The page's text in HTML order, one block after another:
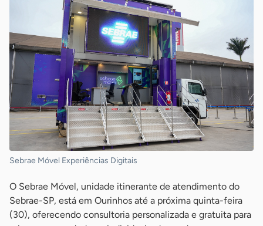
Sebrae Móvel Experiências Digitais
O Sebrae Móvel, unidade itinerante de atendimento do
Sebrae-SP, está em Ourinhos até a próxima quinta-feira
(30), oferecendo consultoria personalizada e gratuita para